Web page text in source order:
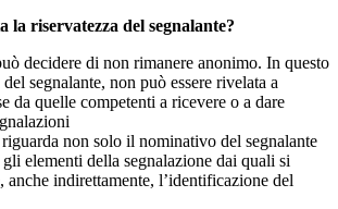
la riservatezza del segnalante?
decidere di non rimanere anonimo. In questo
segnalante, non può essere rivelata a
da quelle competenti a ricevere o a dare
non solo il nominativo del segnalante
elementi della segnalazione dai quali si
anche indirettamente, l’identificazione del